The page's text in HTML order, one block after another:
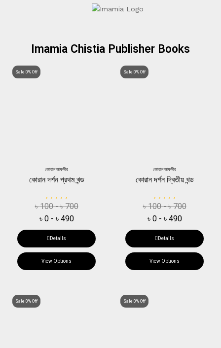
Imamia Chistia Publisher Books
Sale 0% Off
কোরান তাফসীর
কোরান দর্শন প্রথম খন্ড
৳100-৳700
৳ 0- ৳ 490
Details
View Options
Sale 0% Off
কোরান তাফসীর
কোরান দর্শন দ্বিতীয় খন্ড
৳100-৳700
৳ 0- ৳ 490
Details
View Options
Sale 0% Off Sale 0% Off